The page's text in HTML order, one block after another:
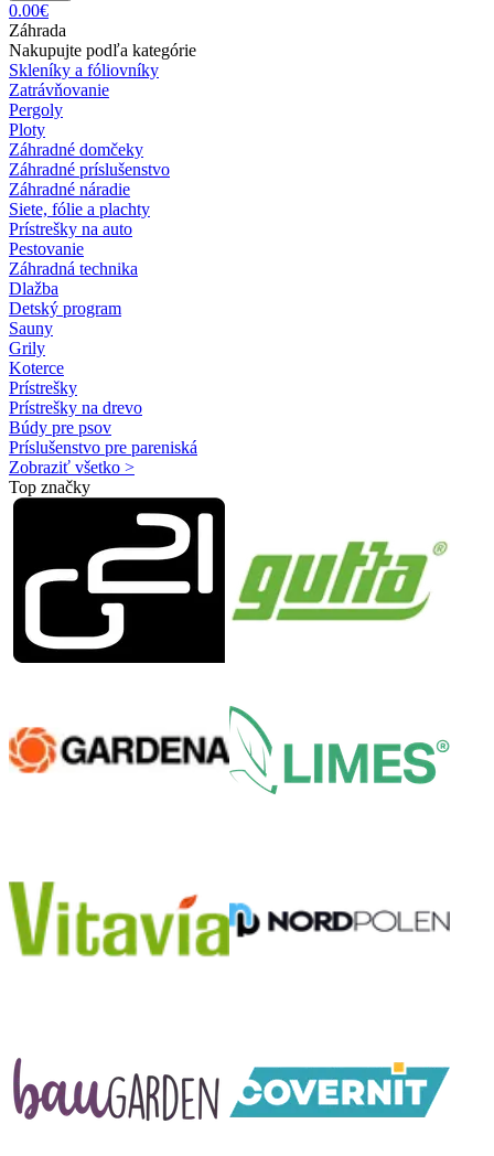
0.00€
Záhrada
Nakupujte podľa kategórie
Skleníky a fóliovníky
Zatrávňovanie
Pergoly
Ploty
Záhradné domčeky
Záhradné príslušenstvo
Záhradné náradie
Siete, fólie a plachty
Prístrešky na auto
Pestovanie
Záhradná technika
Dlažba
Detský program
Sauny
Grily
Koterce
Prístrešky
Prístrešky na drevo
Búdy pre psov
Príslušenstvo pre pareniská
Zobraziť všetko >
Top značky